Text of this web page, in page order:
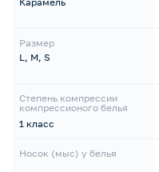
Размер
L, M, S
Степень компрессии
компрессионого белья
1 класс
Носок (мыс) у белья